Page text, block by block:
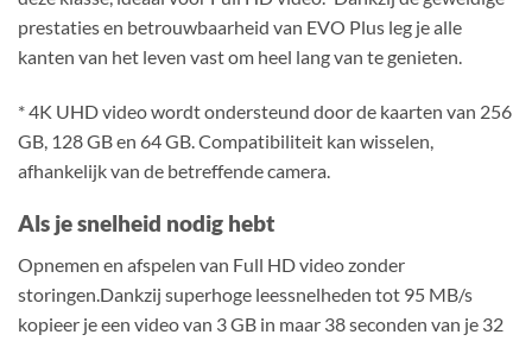
prestaties en betrouwbaarheid van EVO Plus leg je alle
kanten van het leven vast om heel lang van te genieten.
* 4K UHD video wordt ondersteund door de kaarten van 256
GB, 128 GB en 64 GB. Compatibiliteit kan wisselen,
afhankelijk van de betreffende camera.
Als je snelheid nodig hebt
Opnemen en afspelen van Full HD video zonder
storingen.Dankzij superhoge leessnelheden tot 95 MB/s
kopieer je een video van 3 GB in maar 38 seconden van je 32